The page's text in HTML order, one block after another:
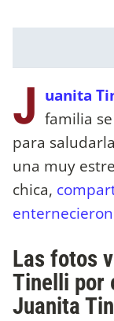
J uanita
familia
para
una muy
chica,
Las fotos
Tinelli por
Juanita